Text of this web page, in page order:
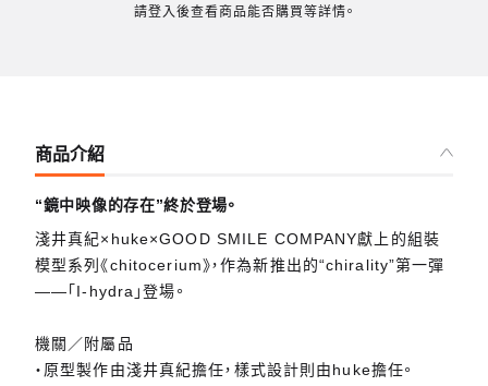
請登入後查看商品能否購買等詳情。
商品介紹
“鏡中映像的存在”終於登場。
淺井真紀×huke×GOOD SMILE COMPANY獻上的組裝
模型系列《chitocerium》，作為新推出的“chirality”第一彈
——「I-hydra」登場。
機關／附屬品
・原型製作由淺井真紀擔任，樣式設計則由huke擔任。